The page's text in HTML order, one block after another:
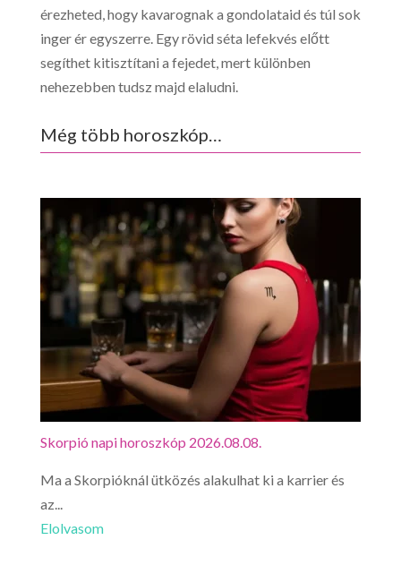
érezheted, hogy kavarognak a gondolataid és túl sok
inger ér egyszerre. Egy rövid séta lefekvés előtt
segíthet kitisztítani a fejedet, mert különben
nehezebben tudsz majd elaludni.
Még több horoszkóp…
Skorpió napi horoszkóp 2026.08.08.
Ma a Skorpióknál ütközés alakulhat ki a karrier és
az...
Elolvasom